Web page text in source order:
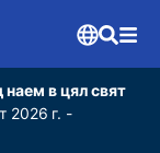
в цял свят
2026 г. -